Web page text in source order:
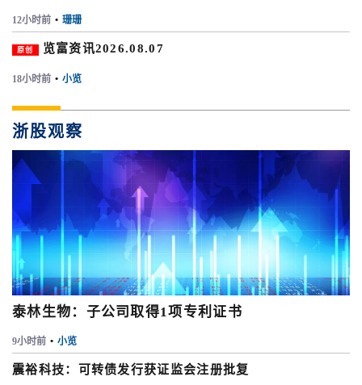
12小时前 • 珊珊
原创 览富资讯2026.08.07
18小时前 • 小览
浙股观察
泰林生物：子公司取得1项专利证书
9小时前 • 小览
震裕科技：可转债发行获证监会注册批复